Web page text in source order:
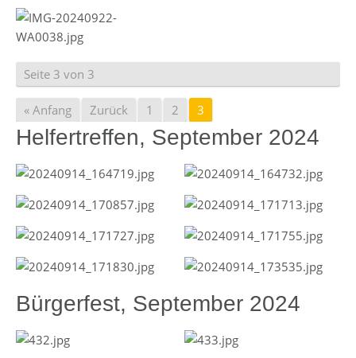
Seite 3 von 3
« Anfang Zurück 1 2 3
Helfertreffen, September 2024
Bürgerfest, September 2024